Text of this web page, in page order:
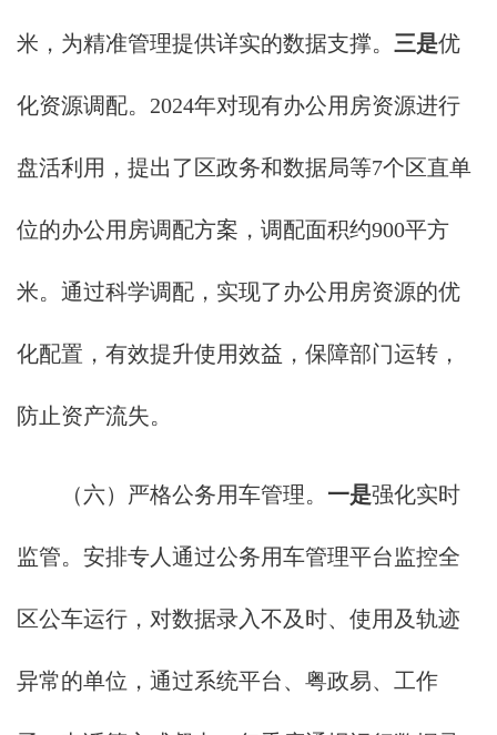
米，为精准管理提供详实的数据支撑。 三是优
化资源调配。2024年对现有办公用房资源进行
盘活利用，提出了区政务和数据局等7个区直单
位的办公用房调配方案，调配面积约900平方
米。通过科学调配，实现了办公用房资源的优
化配置，有效提升使用效益，保障部门运转，
防止资产流失。
（六）严格公务用车管理。 一是强化实时
监管。安排专人通过公务用车管理平台监控全
区公车运行，对数据录入不及时、使用及轨迹
异常的单位，通过系统平台、粤政易、工作